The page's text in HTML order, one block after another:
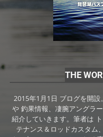
THE
2015年1月1日 ブログを開
や 釣果情報、凄腕アングラ
紹介していきます。筆者は
テナンス＆ロッドカスタム